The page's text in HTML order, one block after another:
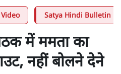
Satya Hindi Bulletin
में ममता का
नहीं बोलने देने